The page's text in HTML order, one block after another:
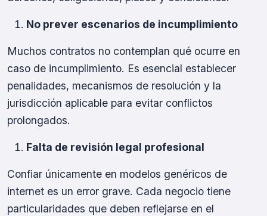
No prever escenarios de incumplimiento
Muchos contratos no contemplan qué ocurre en
caso de incumplimiento. Es esencial establecer
penalidades, mecanismos de resolución y la
jurisdicción aplicable para evitar conflictos
prolongados.
Falta de revisión legal profesional
Confiar únicamente en modelos genéricos de
internet es un error grave. Cada negocio tiene
particularidades que deben reflejarse en el